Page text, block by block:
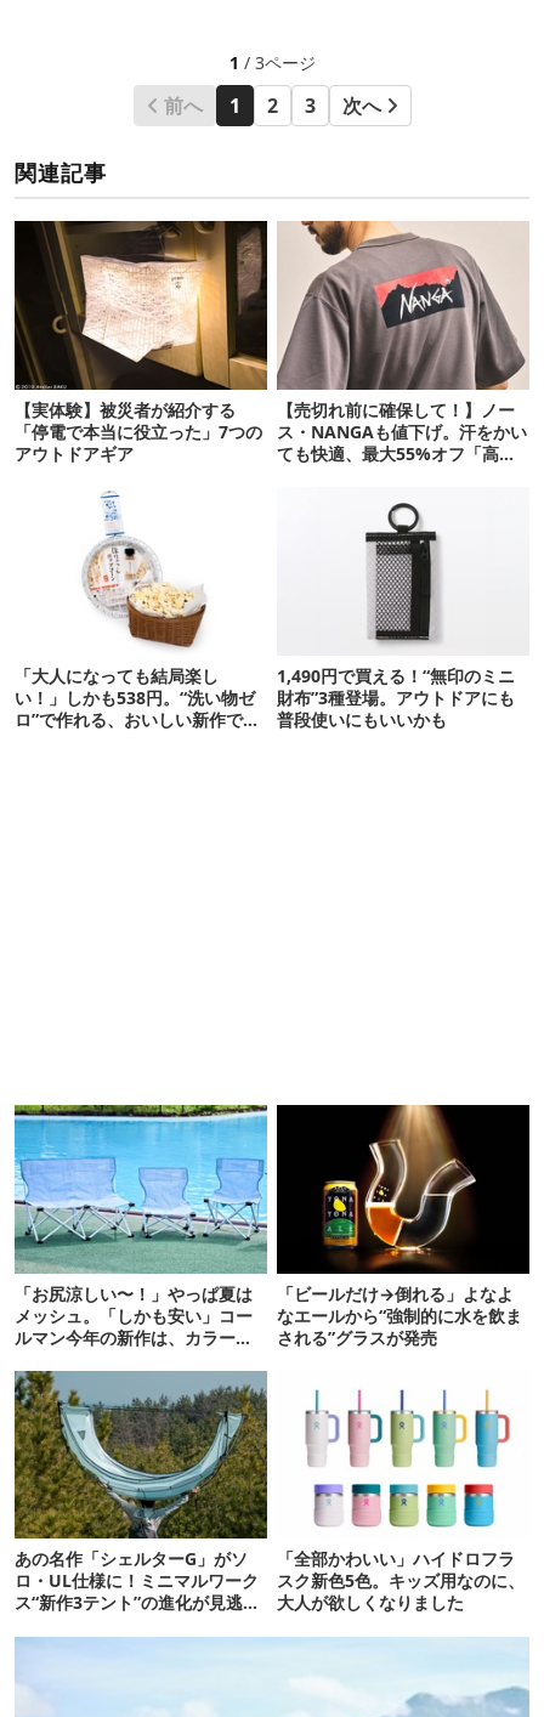
1 / 3ページ
前へ 1 2 3 次へ
関連記事
【実体験】被災者が紹介する
「停電で本当に役立った」7つの
アウトドアギア
【売切れ前に確保して！】ノー
ス・NANGAも値下げ。汗をかい
ても快適、最大55%オフ「高機
「大人になっても結局楽し
い！」しかも538円。“洗い物ゼ
ロ”で作れる、おいしい新作です
1,490円で買える！“無印のミニ
財布”3種登場。アウトドアにも
普段使いにもいいかも
「お尻涼しい〜！」やっぱ夏は
メッシュ。「しかも安い」コー
ルマン今年の新作は、カラーも
「ビールだけ→倒れる」よなよ
なエールから“強制的に水を飲ま
される”グラスが発売
あの名作「シェルターG」がソ
ロ・UL仕様に！ミニマルワーク
ス“新作3テント”の進化が見逃せ
「全部かわいい」ハイドロフラ
スク新色5色。キッズ用なのに、
大人が欲しくなりました